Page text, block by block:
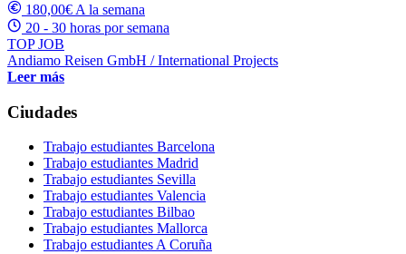
180,00€ A la semana
20 - 30 horas por semana
TOP JOB
Andiamo Reisen GmbH / International Projects
Leer más
Ciudades
Trabajo estudiantes Barcelona
Trabajo estudiantes Madrid
Trabajo estudiantes Sevilla
Trabajo estudiantes Valencia
Trabajo estudiantes Bilbao
Trabajo estudiantes Mallorca
Trabajo estudiantes A Coruña